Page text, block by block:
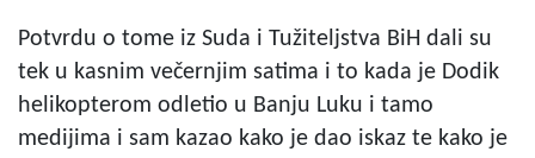
Potvrdu o tome iz Suda i Tužiteljstva BiH dali su
tek u kasnim večernjim satima i to kada je Dodik
helikopterom odletio u Banju Luku i tamo
medijima i sam kazao kako je dao iskaz te kako je